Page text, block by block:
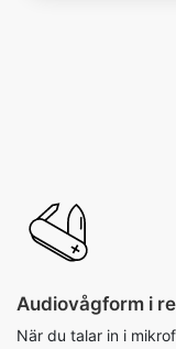
Audiovågform i
När du talar in i